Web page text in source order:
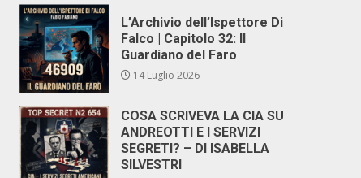
L’Archivio dell’Ispettore Di
Falco | Capitolo 32: Il
Guardiano del Faro
14 Luglio 2026
COSA SCRIVEVA LA CIA SU
ANDREOTTI E I SERVIZI
SEGRETI? – DI ISABELLA
SILVESTRI